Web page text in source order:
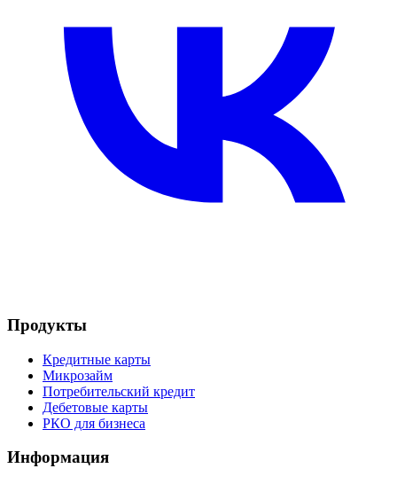
Продукты
Кредитные карты
Микрозайм
Потребительский кредит
Дебетовые карты
РКО для бизнеса
Информация